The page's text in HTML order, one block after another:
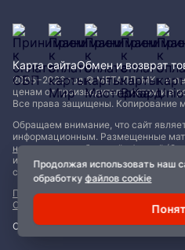
Продолжая использовать наш
обработкуфайлов cookie
2005−2026 год © МЕТАЛЛ-МК -
ценам от производителя, оптом и в
Все права защищены. Копирование
Обращаем внимание, что сайт
информационным. Размещенные
не являются публичной офертой
изменены без уведомления. Для
стоимости материалов обращайтесь
Политика конфиденциальности|
Обработка файлов Cookie
Сделано с ❤️
Карта сайтаОбмен и возврат